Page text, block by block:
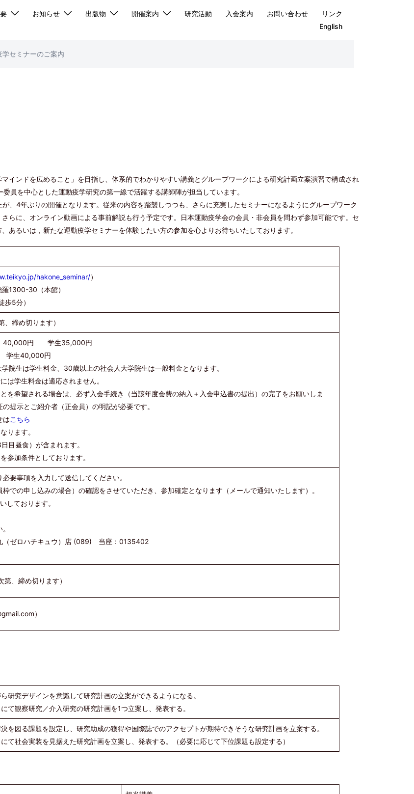
お知らせ 出版物 開催案内 研究活動 入会案内 お問い合わせ
リンク
English
セミナーのご案内
インドを広めること」を目指し、体系的でわかりやすい講義とグループワークによる研究計画立案演習で構成され
員を中心とした運動疫学研究の第一線で活躍する講師陣が担当しています。
、4年ぶりの開催となります。従来の内容を踏襲しつつも、さらに充実したセミナーになるようにグループワーク
らに、オンライン動画による事前解説も行う予定です。日本運動疫学会の会員・非会員を問わず参加可能です。セ
あるいは，新たな運動疫学セミナーを体験したい方の参加を心よりお待ちいたしております。
hakone_seminar/）
1300-30（本館）
歩5分）
締め切ります）
）40,000円 学生35,000円
学生40,000円
院生は学生料金、30歳以上の社会人大学院生は一般料金となります。
は学生料金は適応されません。
を希望される場合は、必ず入会手続き（当該年度会費の納入＋入会申込書の提出）の完了をお願いしま
提示とご紹介者（正会員）の明記が必要です。
はこちら
ります。
目昼食）が含まれます。
参加条件としております。
要事項を入力して送信してください。
での申し込みの場合）の確認をさせていただき、参加確定となります（メールで通知いたします）。
しております。
ゼロハチキュウ）店 (089) 当座：0135402
、締め切ります）
）
研究デザインを意識して研究計画の立案ができるようになる。
て観察研究／介入研究の研究計画を1つ立案し、発表する。
決を図る課題を設定し、研究助成の獲得や国際誌でのアクセプトが期待できそうな研究計画を立案する。
にて社会実装を見据えた研究計画を立案し、発表する。（必要に応じて下位課題も設定する）